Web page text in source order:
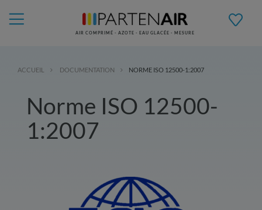
AIR COMPRIMÉ - AZOTE - EAU GLACÉE - MESURE
ACCUEIL DOCUMENTATION NORME ISO 12500-1:2007
Norme ISO 12500-
1:2007